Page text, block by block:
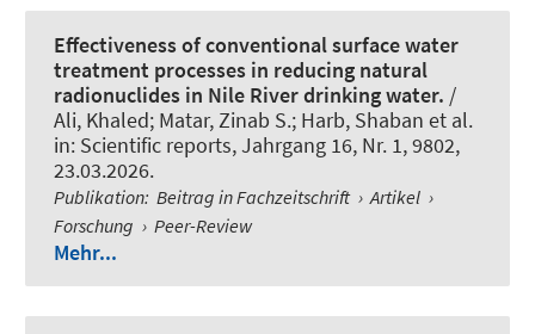
Effectiveness of conventional surface water
treatment processes in reducing natural
radionuclides in Nile River drinking water. /
Ali, Khaled; Matar, Zinab S.; Harb, Shaban et al.
in: Scientific reports, Jahrgang 16, Nr. 1, 9802,
23.03.2026.
Publikation: Beitrag in Fachzeitschrift › Artikel ›
Forschung › Peer-Review
Mehr...